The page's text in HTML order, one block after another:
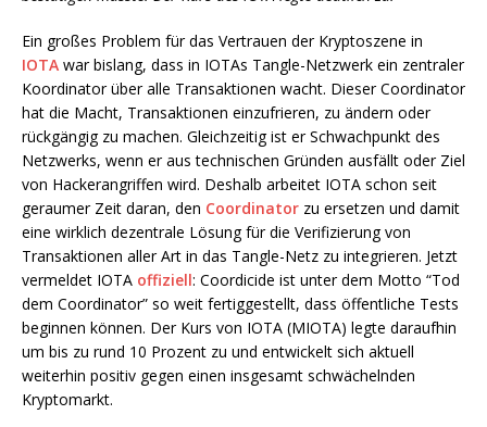
Ein großes Problem für das Vertrauen der Kryptoszene in
IOTA war bislang, dass in IOTAs Tangle-Netzwerk ein zentraler
Koordinator über alle Transaktionen wacht. Dieser Coordinator
hat die Macht, Transaktionen einzufrieren, zu ändern oder
rückgängig zu machen. Gleichzeitig ist er Schwachpunkt des
Netzwerks, wenn er aus technischen Gründen ausfällt oder Ziel
von Hackerangriffen wird. Deshalb arbeitet IOTA schon seit
geraumer Zeit daran, den Coordinator zu ersetzen und damit
eine wirklich dezentrale Lösung für die Verifizierung von
Transaktionen aller Art in das Tangle-Netz zu integrieren. Jetzt
vermeldet IOTA offiziell: Coordicide ist unter dem Motto “Tod
dem Coordinator” so weit fertiggestellt, dass öffentliche Tests
beginnen können. Der Kurs von IOTA (MIOTA) legte daraufhin
um bis zu rund 10 Prozent zu und entwickelt sich aktuell
weiterhin positiv gegen einen insgesamt schwächelnden
Kryptomarkt.